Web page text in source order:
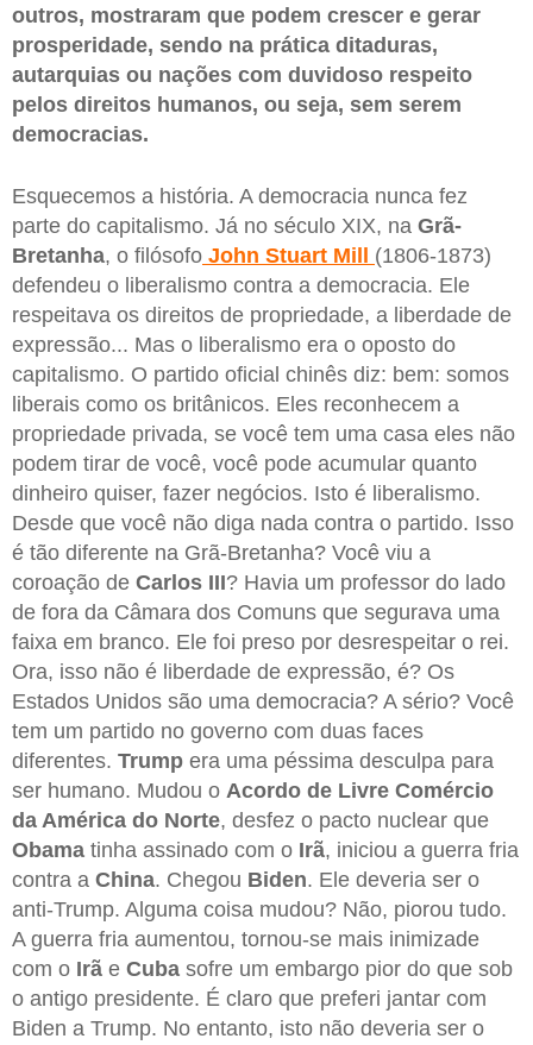
outros, mostraram que podem crescer e gerar
prosperidade, sendo na prática ditaduras,
autarquias ou nações com duvidoso respeito
pelos direitos humanos, ou seja, sem serem
democracias.
Esquecemos a história. A democracia nunca fez
parte do capitalismo. Já no século XIX, na Grã-
Bretanha, o filósofo John Stuart Mill
(1806-1873)
defendeu o liberalismo contra a democracia. Ele
respeitava os direitos de propriedade, a liberdade de
expressão... Mas o liberalismo era o oposto do
capitalismo. O partido oficial chinês diz: bem: somos
liberais como os britânicos. Eles reconhecem a
propriedade privada, se você tem uma casa eles não
podem tirar de você, você pode acumular quanto
dinheiro quiser, fazer negócios. Isto é liberalismo.
Desde que você não diga nada contra o partido. Isso
é tão diferente na Grã-Bretanha? Você viu a
coroação de Carlos III? Havia um professor do lado
de fora da Câmara dos Comuns que segurava uma
faixa em branco. Ele foi preso por desrespeitar o rei.
Ora, isso não é liberdade de expressão, é? Os
Estados Unidos são uma democracia? A sério? Você
tem um partido no governo com duas faces
diferentes. Trump era uma péssima desculpa para
ser humano. Mudou o Acordo de Livre Comércio
da América do Norte, desfez o pacto nuclear que
Obama tinha assinado com o Irã, iniciou a guerra fria
contra a China. Chegou Biden. Ele deveria ser o
anti-Trump. Alguma coisa mudou? Não, piorou tudo.
A guerra fria aumentou, tornou-se mais inimizade
com o Irã e Cuba sofre um embargo pior do que sob
o antigo presidente. É claro que preferi jantar com
Biden a Trump. No entanto, isto não deveria ser o